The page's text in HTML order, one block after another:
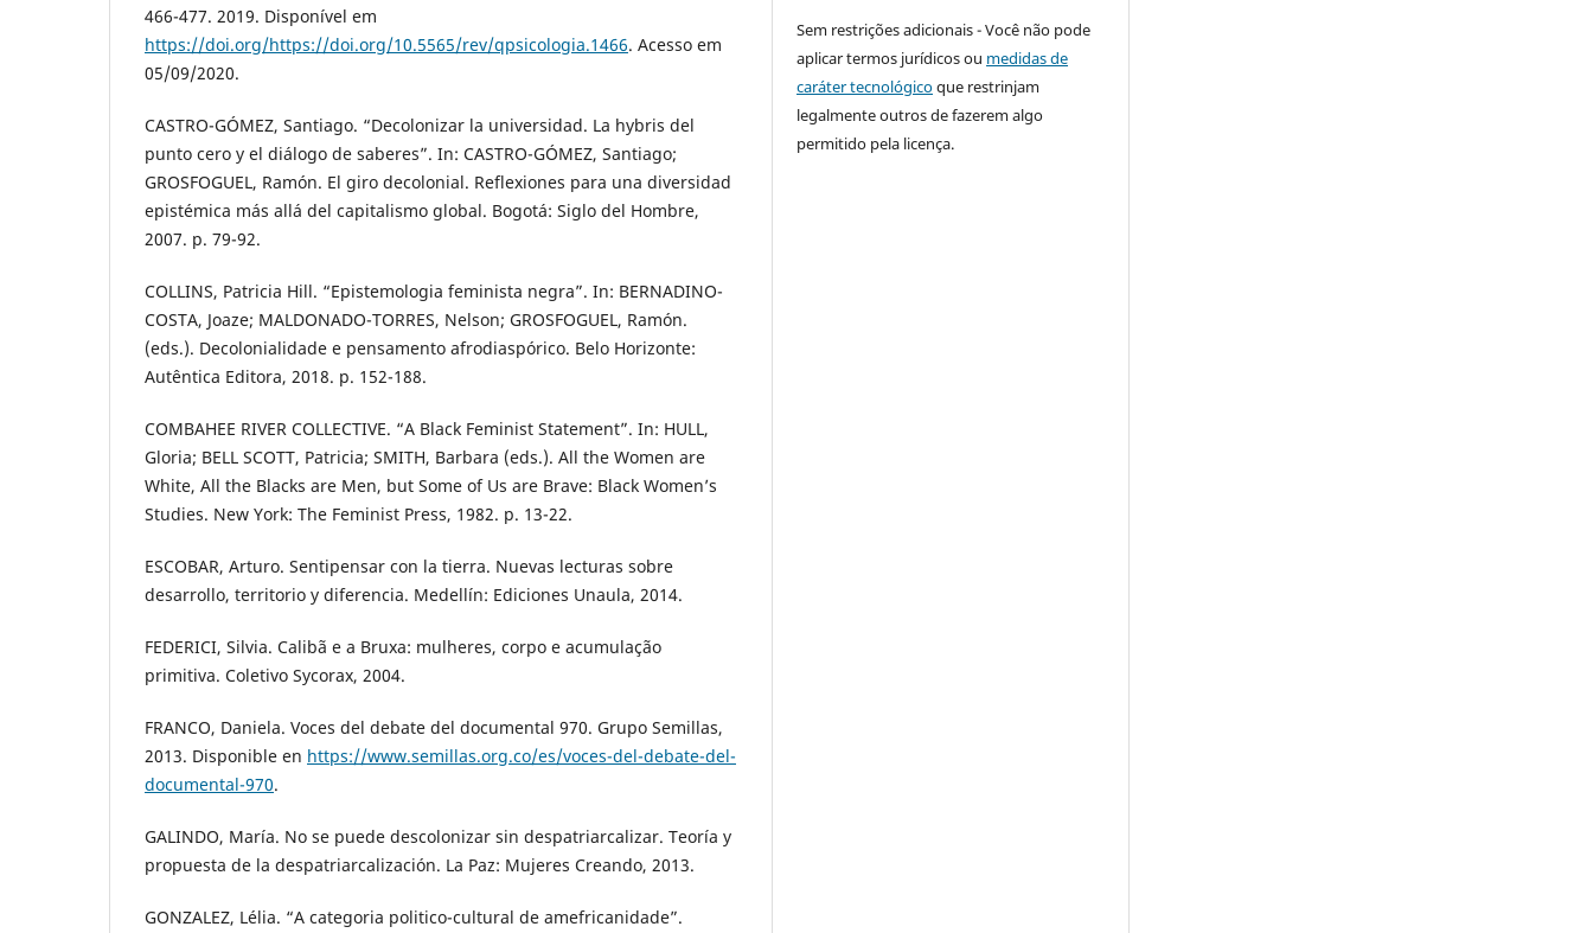
466-477. 2019. Disponível em
https://doi.org/https://doi.org/10.5565/rev/qpsicologia.1466. Acesso em
05/09/2020.
CASTRO-GÓMEZ, Santiago. “Decolonizar la universidad. La hybris del
punto cero y el diálogo de saberes”. In: CASTRO-GÓMEZ, Santiago;
GROSFOGUEL, Ramón. El giro decolonial. Reflexiones para una diversidad
epistémica más allá del capitalismo global. Bogotá: Siglo del Hombre,
2007. p. 79-92.
COLLINS, Patricia Hill. “Epistemologia feminista negra”. In: BERNADINO-
COSTA, Joaze; MALDONADO-TORRES, Nelson; GROSFOGUEL, Ramón.
(eds.). Decolonialidade e pensamento afrodiaspórico. Belo Horizonte:
Autêntica Editora, 2018. p. 152-188.
COMBAHEE RIVER COLLECTIVE. “A Black Feminist Statement”. In: HULL,
Gloria; BELL SCOTT, Patricia; SMITH, Barbara (eds.). All the Women are
White, All the Blacks are Men, but Some of Us are Brave: Black Women’s
Studies. New York: The Feminist Press, 1982. p. 13-22.
ESCOBAR, Arturo. Sentipensar con la tierra. Nuevas lecturas sobre
desarrollo, territorio y diferencia. Medellín: Ediciones Unaula, 2014.
FEDERICI, Silvia. Calibã e a Bruxa: mulheres, corpo e acumulação
primitiva. Coletivo Sycorax, 2004.
FRANCO, Daniela. Voces del debate del documental 970. Grupo Semillas,
2013. Disponible en https://www.semillas.org.co/es/voces-del-debate-del-
documental-970.
GALINDO, María. No se puede descolonizar sin despatriarcalizar. Teoría y
propuesta de la despatriarcalización. La Paz: Mujeres Creando, 2013.
GONZALEZ, Lélia. “A categoria politico-cultural de amefricanidade”.
Sem restrições adicionais - Você não pode
aplicar termos jurídicos ou medidas de
caráter tecnológicoque restrinjam
legalmente outros de fazerem algo
permitido pela licença.